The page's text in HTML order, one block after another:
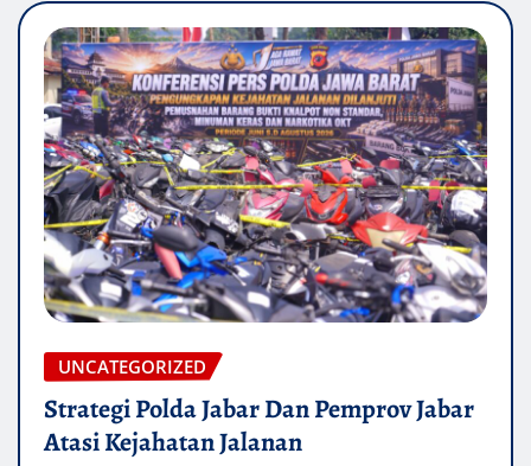
UNCATEGORIZED
Strategi Polda Jabar Dan Pemprov Jabar
Atasi Kejahatan Jalanan